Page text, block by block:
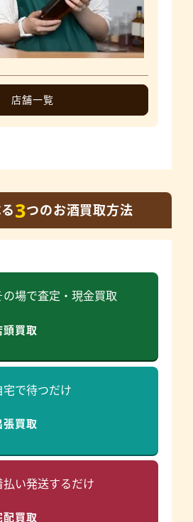
店舗一覧
3つのお酒買取方法
の場で査定・現金買取
頭買取
宅で待つだけ
張買取
払い発送するだけ
配買取